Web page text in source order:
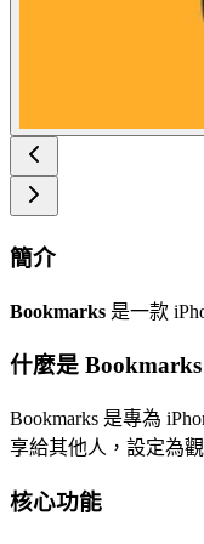
簡介
Bookmarks 是一款
什麼是 Bookmarks
Bookmarks 是專為
享給其他人，設定為
核心功能